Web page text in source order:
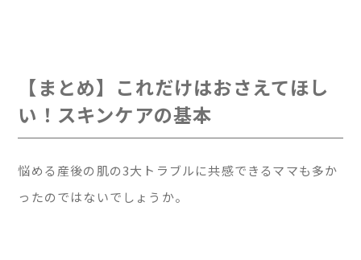
【まとめ】これだけはおさえてほし
い！スキンケアの基本
悩める産後の肌の3大トラブルに共感できるママも多か
ったのではないでしょうか。